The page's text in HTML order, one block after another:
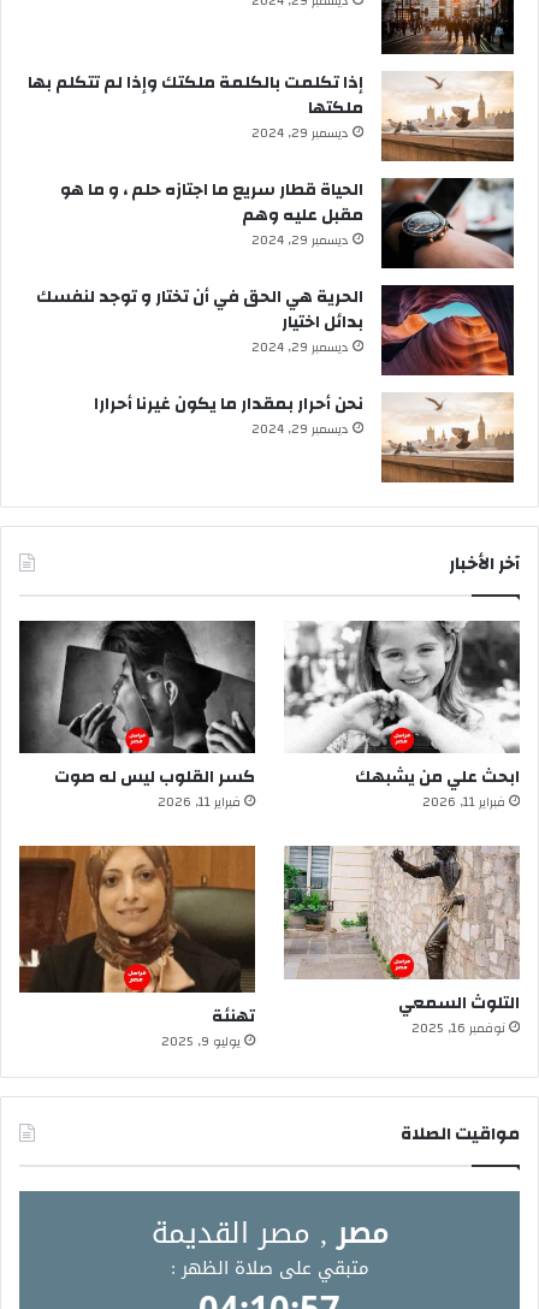
إذا تكلمت بالكلمة ملكتك وإذا لم تتكلم بها
ملكتها
ديسمبر 29, 2024
الحياة قطار سريع ما اجتازه حلم ، و ما هو
مقبل عليه وهم
ديسمبر 29, 2024
الحرية هي الحق في أن تختار و توجد لنفسك
بدائل اختيار
ديسمبر 29, 2024
نحن أحرار بمقدار ما يكون غيرنا أحرارا
ديسمبر 29, 2024
آخر الأخبار
ابحث علي من يشبهك
فبراير 11, 2026
كسر القلوب ليس له صوت
فبراير 11, 2026
التلوث السمعي
نوفمبر 16, 2025 تهنئة
يوليو 9, 2025
مواقيت الصلاة